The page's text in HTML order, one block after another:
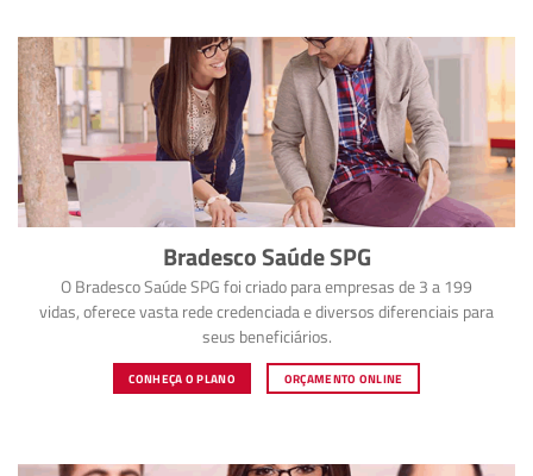
Bradesco Saúde SPG
O Bradesco Saúde SPG foi criado para empresas de 3 a 199
vidas, oferece vasta rede credenciada e diversos diferenciais para
seus beneficiários.
CONHEÇA O PLANO ORÇAMENTO ONLINE